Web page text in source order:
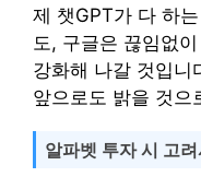
제 챗GPT가 다 하
도, 구글은 끊임없
강화해 나갈 것입니
앞으로도 밝을 것으
알파벳 투자 시 고